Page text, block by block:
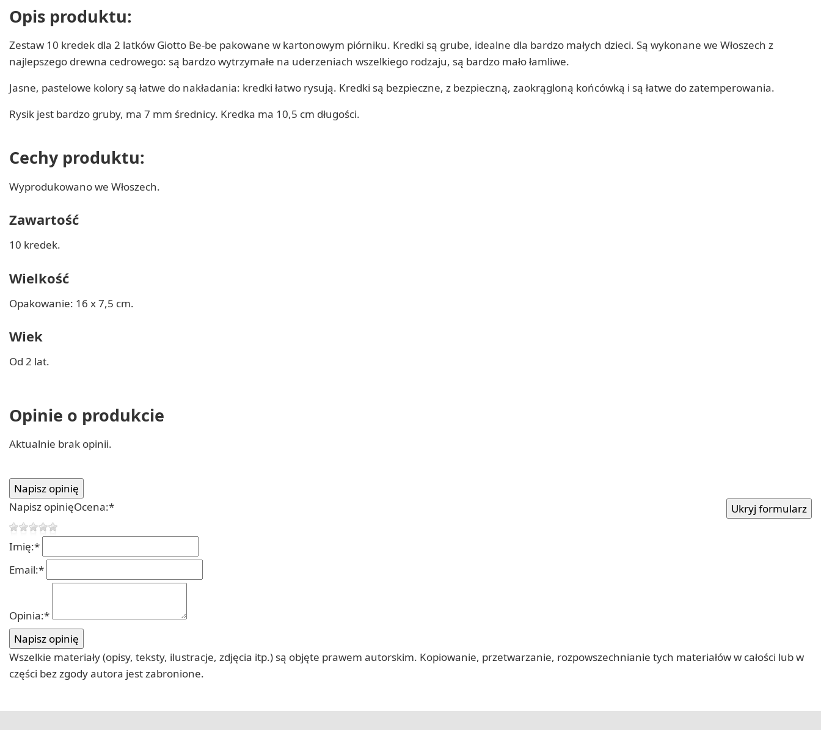
Opis produktu:
Zestaw 10 kredek dla 2 latków Giotto Be-be pakowane w kartonowym piórniku. Kredki są grube, idealne dla bardzo małych dzieci. Są wykonane we Włoszech z
najlepszego drewna cedrowego: są bardzo wytrzymałe na uderzeniach wszelkiego rodzaju, są bardzo mało łamliwe.
Jasne, pastelowe kolory są łatwe do nakładania: kredki łatwo rysują. Kredki są bezpieczne, z bezpieczną, zaokrągloną końcówką i są łatwe do zatemperowania.
Rysik jest bardzo gruby, ma 7 mm średnicy. Kredka ma 10,5 cm długości.
Cechy produktu:
Wyprodukowano we Włoszech.
Zawartość
10 kredek.
Wielkość
Opakowanie: 16 x 7,5 cm.
Wiek
Od 2 lat.
Opinie o produkcie
Aktualnie brak opinii.
Napisz opinięOcena:*
Imię:*
Email:*
Opinia:*
Wszelkie materiały (opisy, teksty, ilustracje, zdjęcia itp.) są objęte prawem autorskim. Kopiowanie, przetwarzanie, rozpowszechnianie tych materiałów w całości lub w
części bez zgody autora jest zabronione.